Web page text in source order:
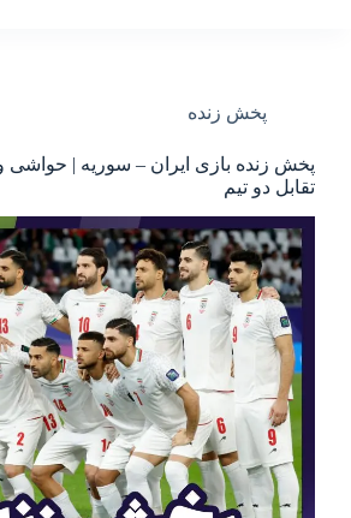
پخش زنده
پخش زنده بازی ایران – سوریه | حواشی
تقابل دو تیم